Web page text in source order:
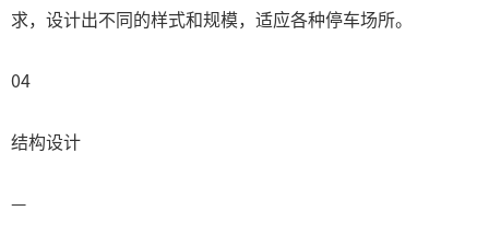
求，设计出不同的样式和规模，适应各种停车场所。
04
结构设计
—